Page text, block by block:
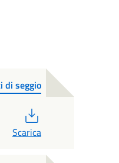
di seggio
Scarica